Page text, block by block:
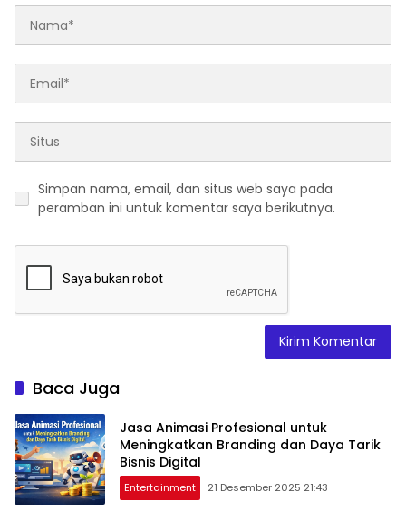
Simpan nama, email, dan situs web saya pada
peramban ini untuk komentar saya berikutnya.
Baca Juga
Jasa Animasi Profesional untuk
Meningkatkan Branding dan Daya Tarik
Bisnis Digital
Entertainment 21 Desember 2025 21:43